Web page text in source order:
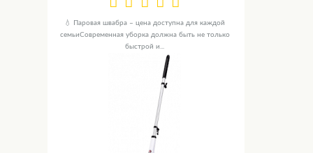
💧 Паровая швабра – цена доступна для каждой
семьиСовременная уборка должна быть не только
быстрой и...